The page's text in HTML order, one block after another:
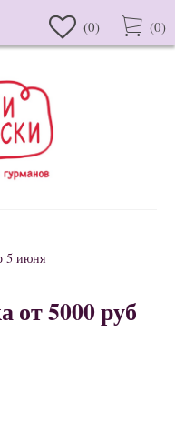
(0) (0)
5 июня
от 5000 руб